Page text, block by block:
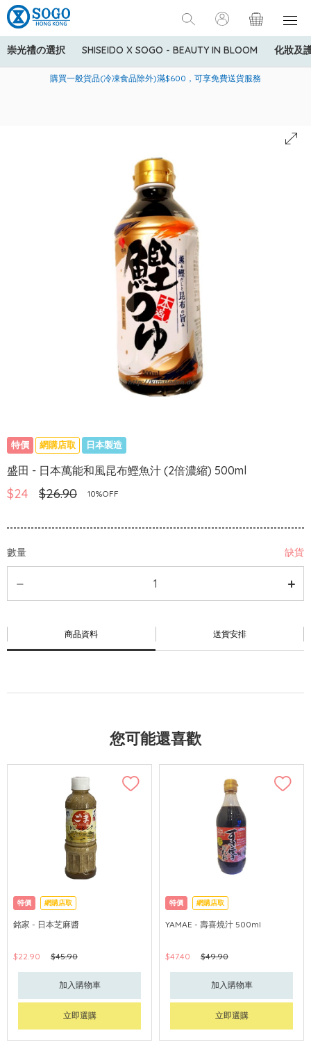
崇光禮の選択 SHISEIDO X SOGO - BEAUTY IN BLOOM 化妝及
美國運通Explorer®信用卡會員購物禮遇：高達5%簽賬回贈！
購買一般貨品(冷凍食品除外)滿$600，可享免費送貨服務
寄送中國內地服務只適用於指定商品，若訂單金額少於HK$600(折
特價 網購店取 日本製造
盛田 - 日本萬能和風昆布鰹魚汁 (2倍濃縮) 500ml
$24 $26.90 10%OFF
數量 缺貨
商品資料 送貨安排
您可能還喜歡
特價 網購店取
銘家 - 日本芝麻醬
$22.90 $45.90
加入購物車
立即選購
特價 網購店取
YAMAE - 壽喜燒汁 500ml
$47.40 $49.90
加入購物車
立即選購